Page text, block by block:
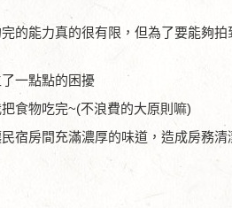
的能力真的很有限，但為了要能夠拍
一點點的困擾
食物吃完~(不浪費的大原則嘛)
宿房間充滿濃厚的味道，造成房務清